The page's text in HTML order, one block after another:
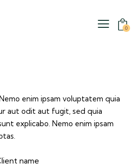
0
enim ipsam voluptatem quia
aut odit aut fugit, sed quia
explicabo. Nemo enim ipsam
name